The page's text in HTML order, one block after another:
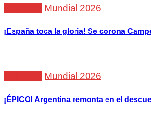
Mundial 2026
¡España toca la gloria! Se corona
Mundial 2026
¡ÉPICO! Argentina remonta en el